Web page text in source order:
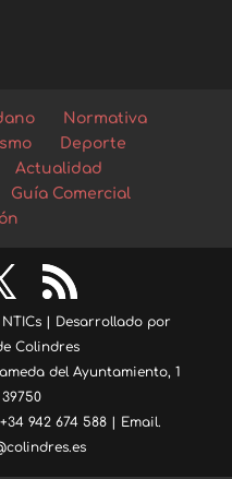
Normativa
Deporte
Actualidad
Guía Comercial
| Desarrollado por
Colindres
del Ayuntamiento, 1
942 674 588 | Email.